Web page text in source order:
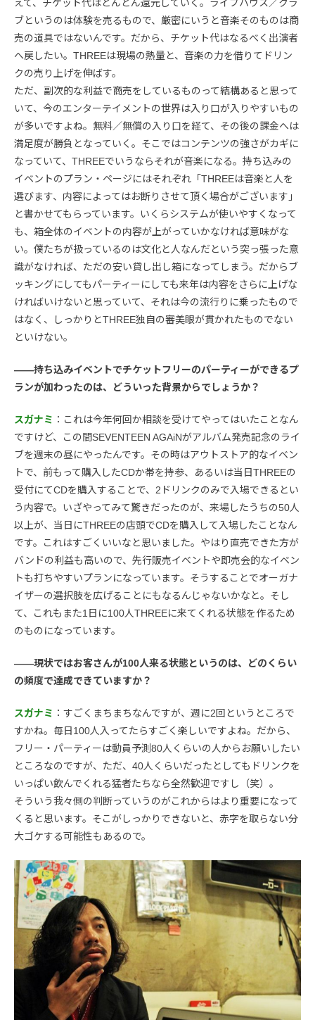
えて、チケット代はどんどん還元していく。ライブハウス／クラ
ブというのは体験を売るもので、厳密にいうと音楽そのものは商
売の道具ではないんです。だから、チケット代はなるべく出演者
へ戻したい。THREEは現場の熱量と、音楽の力を借りてドリン
クの売り上げを伸ばす。
ただ、副次的な利益で商売をしているものって結構あると思って
いて、今のエンターテイメントの世界は入り口が入りやすいもの
が多いですよね。無料／無償の入り口を経て、その後の課金へは
満足度が勝負となっていく。そこではコンテンツの強さがカギに
なっていて、THREEでいうならそれが音楽になる。持ち込みの
イベントのプラン・ページにはそれぞれ「THREEは音楽と人を
選びます、内容によってはお断りさせて頂く場合がございます」
と書かせてもらっています。いくらシステムが使いやすくなって
も、箱全体のイベントの内容が上がっていかなければ意味がな
い。僕たちが扱っているのは文化と人なんだという突っ張った意
識がなければ、ただの安い貸し出し箱になってしまう。だからブ
ッキングにしてもパーティーにしても来年は内容をさらに上げな
ければいけないと思っていて、それは今の流行りに乗ったもので
はなく、しっかりとTHREE独自の審美眼が貫かれたものでない
といけない。
――持ち込みイベントでチケットフリーのパーティーができるプ
ランが加わったのは、どういった背景からでしょうか？
スガナミ ：これは今年何回か相談を受けてやってはいたことなん
ですけど、この間SEVENTEEN AGAiNがアルバム発売記念のライ
ブを週末の昼にやったんです。その時はアウトストア的なイベン
トで、前もって購入したCDか帯を持参、あるいは当日THREEの
受付にてCDを購入することで、2ドリンクのみで入場できるとい
う内容で。いざやってみて驚きだったのが、来場したうちの50人
以上が、当日にTHREEの店頭でCDを購入して入場したことなん
です。これはすごくいいなと思いました。やはり直売できた方が
バンドの利益も高いので、先行販売イベントや即売会的なイベン
トも打ちやすいプランになっています。そうすることでオーガナ
イザーの選択肢を広げることにもなるんじゃないかなと。そし
て、これもまた1日に100人THREEに来てくれる状態を作るため
のものになっています。
――現状ではお客さんが100人来る状態というのは、どのくらい
の頻度で達成できていますか？
スガナミ ：すごくまちまちなんですが、週に2回というところで
すかね。毎日100人入ってたらすごく楽しいですよね。だから、
フリー・パーティーは動員予測80人くらいの人からお願いしたい
ところなのですが、ただ、40人くらいだったとしてもドリンクを
いっぱい飲んでくれる猛者たちなら全然歓迎ですし（笑）。
そういう我々側の判断っていうのがこれからはより重要になって
くると思います。そこがしっかりできないと、赤字を取らない分
大ゴケする可能性もあるので。